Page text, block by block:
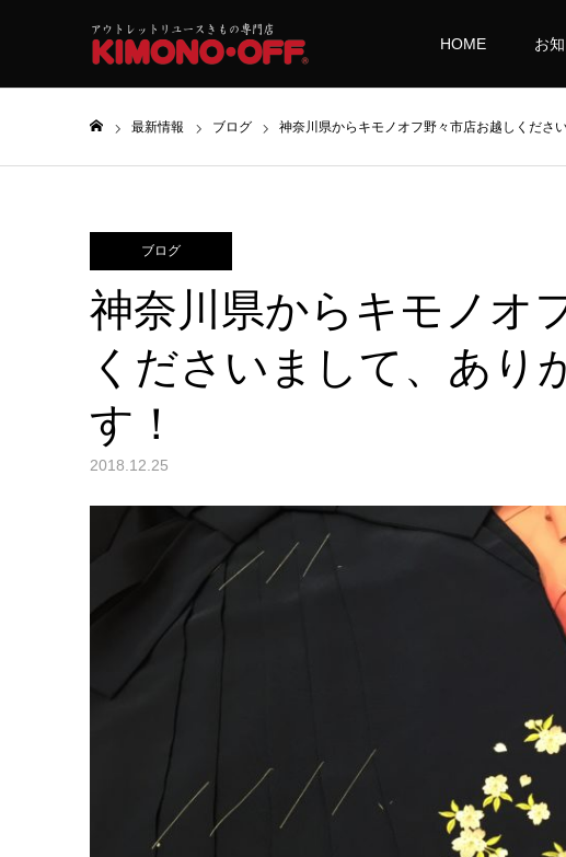
HOME お
最新情報 ブログ 神奈川県からキモノオフ野々市店お越しくださ
ブログ
神奈川県からキモノオ
くださいまして、あり
す！
2018.12.25